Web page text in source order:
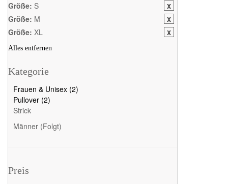
Größe: S
Größe: M
Größe: XL
Alles entfernen
Kategorie
Frauen & Unisex (2)
Pullover (2)
Strick
Männer (Folgt)
Preis